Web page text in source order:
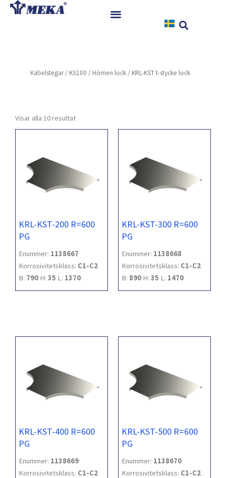
Hoppa
Referenser
Kabelstegar/ KS100 / Hörnen lock / KRL-KST t-stycke lock
Visar alla 10 resultat
KRL-KST-200 R=600
PG
Enummer: 1138667
Korrosivitetsklass: C1-C2
B: 790 H: 35 L: 1370
KRL-KST-300 R=600
PG
Enummer: 1138668
Korrosivitetsklass: C1-C2
B: 890 H: 35 L: 1470
KRL-KST-400 R=600
PG
Enummer: 1138669
Korrosivitetsklass: C1-C2
KRL-KST-500 R=600
PG
Enummer: 1138670
Korrosivitetsklass: C1-C2